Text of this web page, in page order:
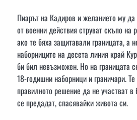
Пиарът на Кадиров и желанието му
от военни действия струват скъпо на
ако те бяха защитавали границата, а
наборниците на десета линия край
би бил невъзможен. Но на границата
18-годишни наборници и граничари.
правилното решение да не участват
се предадат, спасявайки живота си.